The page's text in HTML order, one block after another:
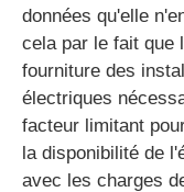
données qu'elle
cela par le fait que
fourniture des
électriques
facteur limitant
la disponibilité de
avec les charges